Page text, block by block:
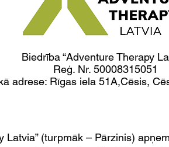
Biedrība “Adventure Therapy
Reģ. Nr. 50008315051
adrese: Rīgas iela 51A,Cēsis,
Latvia” (turpmāk – Pārzinis)